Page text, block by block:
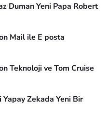
Duman Yeni Papa Robert
Mail ile E posta
Teknoloji ve Tom Cruise
Yapay Zekada Yeni Bir